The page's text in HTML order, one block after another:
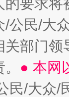
谢
的要求将
公民/大
部门
● 本网
民/大众